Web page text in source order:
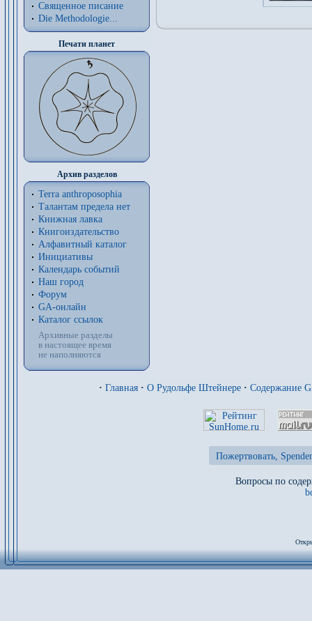
Священное писание
Die Methodologie...
Печати планет
Архив разделов
Terra anthroposophia
Талантам предела нет
Книжная лавка
Книгоиздательство
Алфавитный каталог
Инициативы
Календарь событий
Наш город
Форум
GA-онлайн
Каталог ссылок
Архивные разделы
в настоящее время
не наполняются
· Главная · О Рудольфе Штейнере · Содержание
Пожертвовать,
Вопросы по